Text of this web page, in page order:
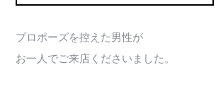
プロポーズを控えた男性が
お一人でご来店くださいました。